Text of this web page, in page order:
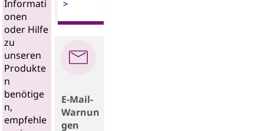
Informati
onen
oder Hilfe
zu
unseren
Produkte
n
benötige
n,
empfehle
>
E-Mail-
Warnun
gen